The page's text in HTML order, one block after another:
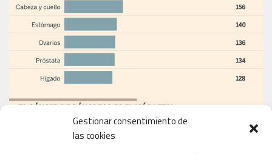
Gestionar consentimiento de
las cookies